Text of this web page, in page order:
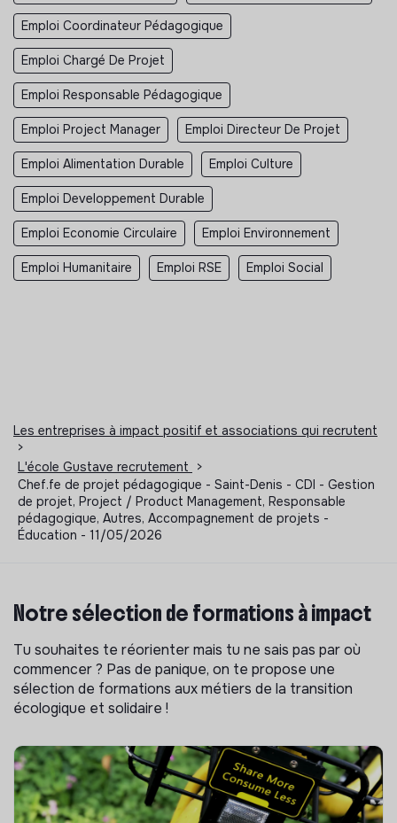
Emploi Coordinateur Pédagogique
Emploi Chargé De Projet
Emploi Responsable Pédagogique
Emploi Project Manager Emploi Directeur De Projet
Emploi Alimentation Durable Emploi Culture
Emploi Developpement Durable
Emploi Economie Circulaire Emploi Environnement
Emploi Humanitaire Emploi RSE Emploi Social
Les entreprises à impact positif et associations qui recrutent
>
L'école Gustave recrutement
>
Chef.fe de projet pédagogique - Saint-Denis - CDI - Gestion
de projet, Project / Product Management, Responsable
pédagogique, Autres, Accompagnement de projets -
Éducation - 11/05/2026
Notre sélection de formations à impact
Tu souhaites te réorienter mais tu ne sais pas par où
commencer ? Pas de panique, on te propose une
sélection de formations aux métiers de la transition
écologique et solidaire !